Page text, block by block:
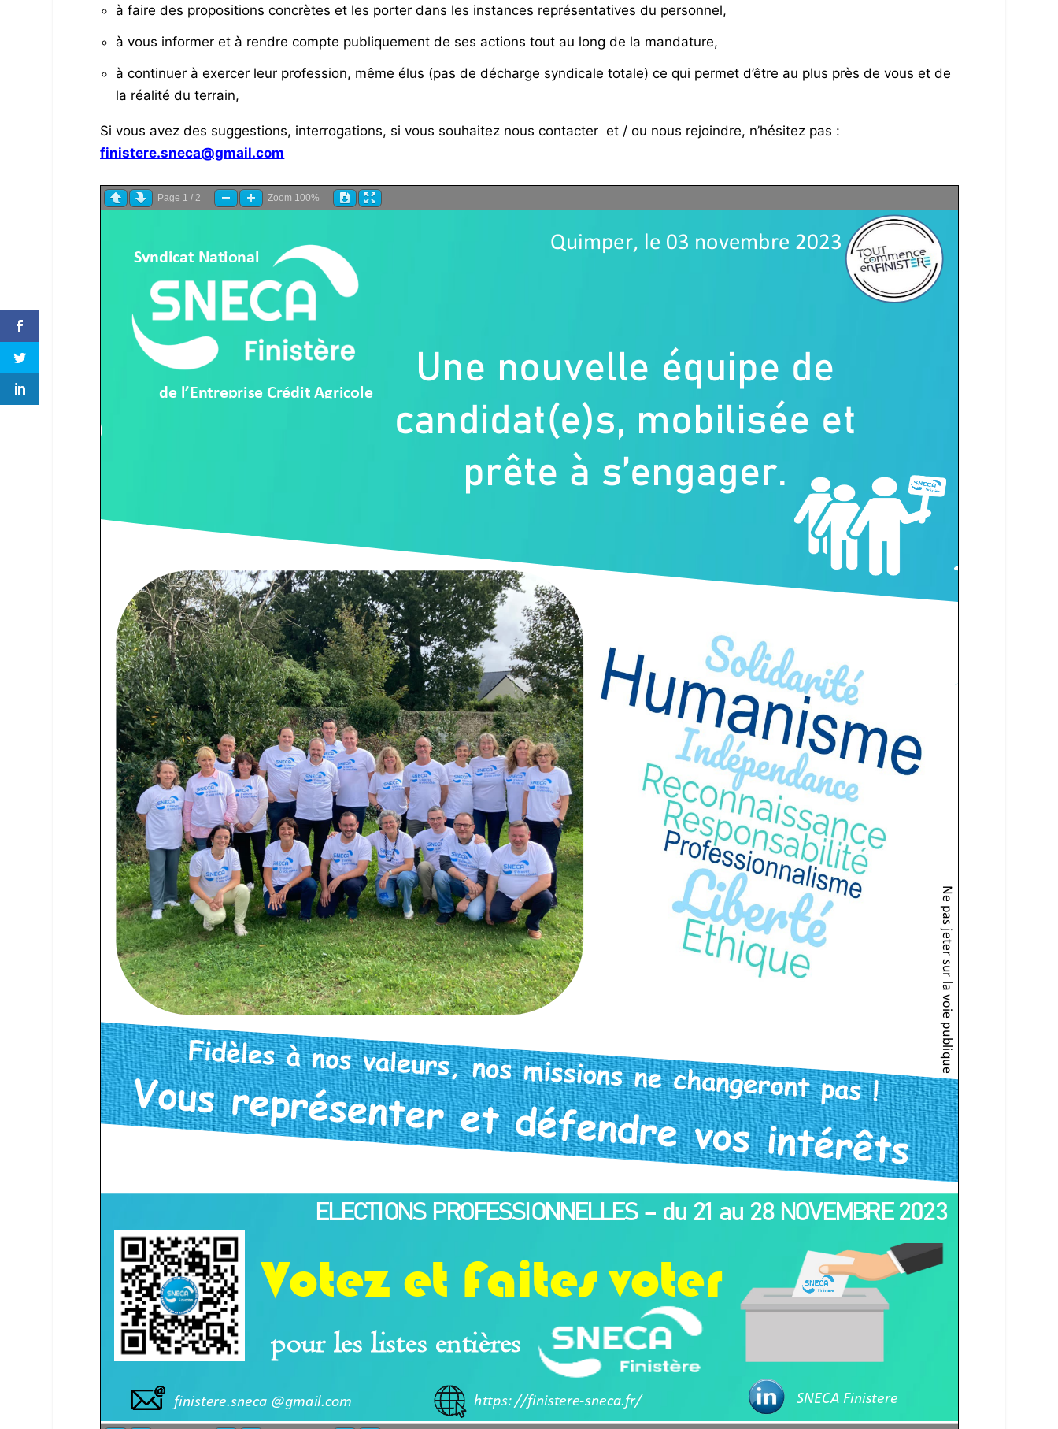
à faire des propositions concrètes et les porter dans les instances représentatives du personnel,
à vous informer et à rendre compte publiquement de ses actions tout au long de la mandature,
à continuer à exercer leur profession, même élus (pas de décharge syndicale totale) ce qui permet d’être au plus près de vous et de
la réalité du terrain,
Si vous avez des suggestions, interrogations, si vous souhaitez nous contacter et / ou nous rejoindre, n’hésitez pas :
finistere.sneca@gmail.com
Page 1 /2 Zoom 100%